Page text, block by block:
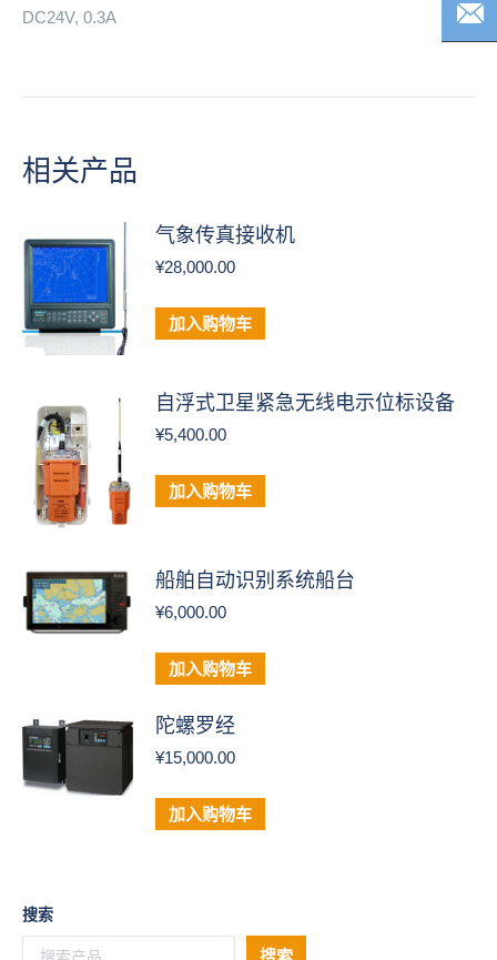
DC24V, 0.3A
相关产品
气象传真接收机
¥28,000.00
加入购物车
自浮式卫星紧急无线电示位标设备
¥5,400.00
加入购物车
船舶自动识别系统船台
¥6,000.00
加入购物车
陀螺罗经
¥15,000.00
加入购物车
搜索